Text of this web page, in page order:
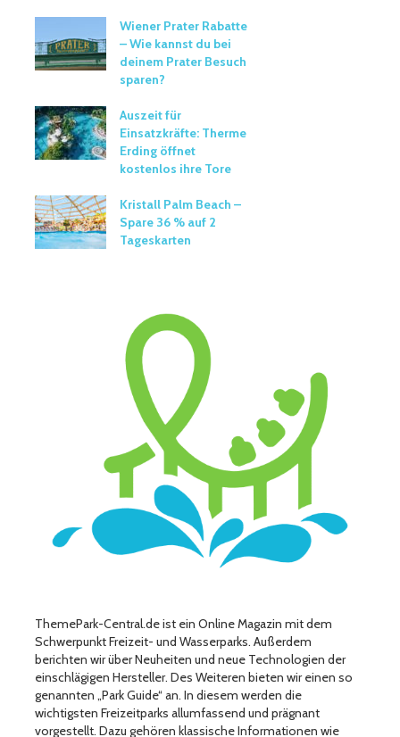
Wiener Prater Rabatte
– Wie kannst du bei
deinem Prater Besuch
sparen?
Auszeit für
Einsatzkräfte: Therme
Erding öffnet
kostenlos ihre Tore
Kristall Palm Beach –
Spare 36 % auf 2
Tageskarten
ThemePark-Central.de ist ein Online Magazin mit dem
Schwerpunkt Freizeit- und Wasserparks. Außerdem
berichten wir über Neuheiten und neue Technologien der
einschlägigen Hersteller. Des Weiteren bieten wir einen so
genannten „Park Guide“ an. In diesem werden die
wichtigsten Freizeitparks allumfassend und prägnant
vorgestellt. Dazu gehören klassische Informationen wie